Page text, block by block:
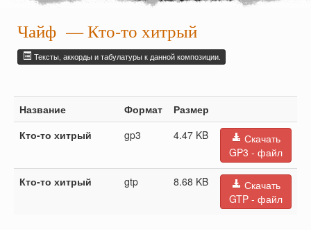
Чайф — Кто-то хитрый
Тексты, аккорды и табулатуры к данной композиции.
Название Формат
Размер
Кто-то хитрый
gp3 4.47 KB
Скачать
GP3 - файл
Кто-то хитрый gtp 8.68 KB
Скачать
GTP - файл